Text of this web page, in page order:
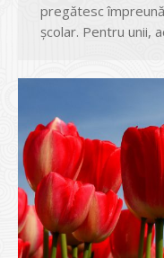
pregătesc
școlar. Pentru unii,